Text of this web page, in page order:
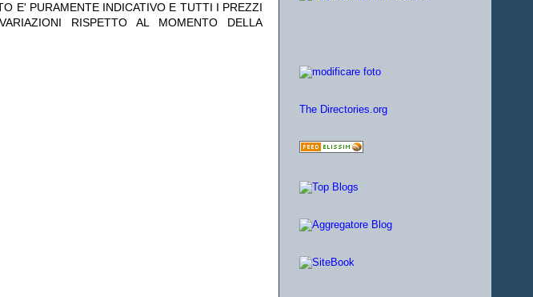
E' PURAMENTE INDICATIVO E TUTTI I PREZZI
RISPETTO AL MOMENTO DELLA
The Directories.org